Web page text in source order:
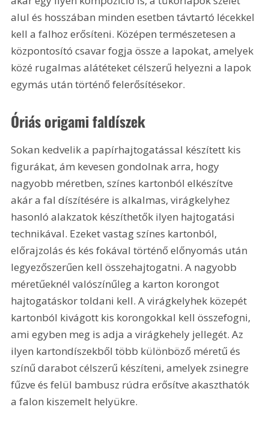
alul és hosszában minden esetben távtartó lécekkel
kell a falhoz erősíteni. Középen természetesen a
központosító csavar fogja össze a lapokat, amelyek
közé rugalmas alátéteket célszerű helyezni a lapok
egymás után történő felerősítésekor.
Óriás origami faldíszek
Sokan kedvelik a papírhajtogatással készített kis
figurákat, ám kevesen gondolnak arra, hogy
nagyobb méretben, színes kartonból elkészítve
akár a fal díszítésére is alkalmas, virágkelyhez
hasonló alakzatok készíthetők ilyen hajtogatási
technikával. Ezeket vastag színes kartonból,
előrajzolás és kés fokával történő előnyomás után
legyezőszerűen kell összehajtogatni. A nagyobb
méretűeknél valószínűleg a karton korongot
hajtogatáskor toldani kell. A virágkelyhek közepét
kartonból kivágott kis korongokkal kell összefogni,
ami egyben meg is adja a virágkehely jellegét. Az
ilyen kartondíszekből több különböző méretű és
színű darabot célszerű készíteni, amelyek zsinegre
fűzve és felül bambusz rúdra erősítve akaszthatók
a falon kiszemelt helyükre.